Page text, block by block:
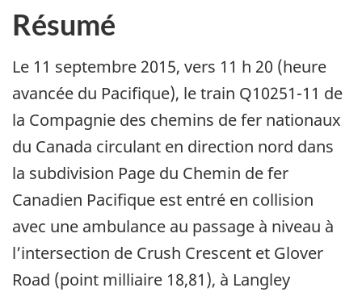
Résumé
Le 11 septembre 2015, vers 11 h 20 (heure
avancée du Pacifique), le train Q10251-11 de
la Compagnie des chemins de fer nationaux
du Canada circulant en direction nord dans
la subdivision Page du Chemin de fer
Canadien Pacifique est entré en collision
avec une ambulance au passage à niveau à
l’intersection de Crush Crescent et Glover
Road (point milliaire 18,81), à Langley